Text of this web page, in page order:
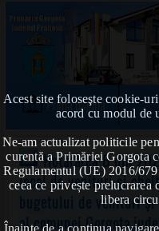
Acest site foloseşte cookie-
acord cu modul de
Ne-am actualizat politicile
curentă a Primăriei Gorgota
Regulamentul (UE) 2016/
ceea ce privește
libera
Înainte de a continua
Prima pagină
Hotărârea 6 din
local de venituri şi
bugetului de venituri
al comunei